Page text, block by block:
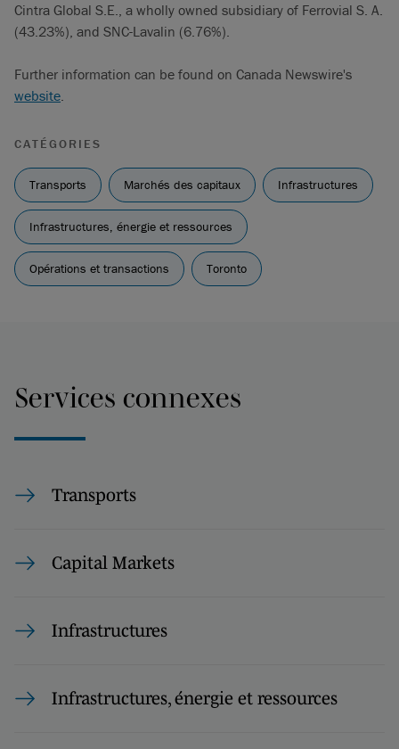
Cintra Global S.E., a wholly owned subsidiary of Ferrovial S. A.
(43.23%), and SNC-Lavalin (6.76%).
Further information can be found on Canada Newswire's
website.
CATÉGORIES
Transports Marchés des capitaux Infrastructures
Infrastructures, énergie et ressources
Opérations et transactions Toronto
Services connexes
Transports
Capital Markets
Infrastructures
Infrastructures, énergie et ressources